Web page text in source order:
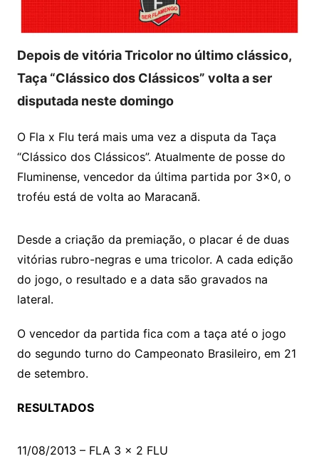
Depois de vitória Tricolor no último clássico,
Taça “Clássico dos Clássicos” volta a ser
disputada neste domingo
O Fla x Flu terá mais uma vez a disputa da Taça
“Clássico dos Clássicos”. Atualmente de posse do
Fluminense, vencedor da última partida por 3×0, o
troféu está de volta ao Maracanã.
Desde a criação da premiação, o placar é de duas
vitórias rubro-negras e uma tricolor. A cada edição
do jogo, o resultado e a data são gravados na
lateral.
O vencedor da partida fica com a taça até o jogo
do segundo turno do Campeonato Brasileiro, em 21
de setembro.
RESULTADOS
11/08/2013 – FLA 3 x 2 FLU